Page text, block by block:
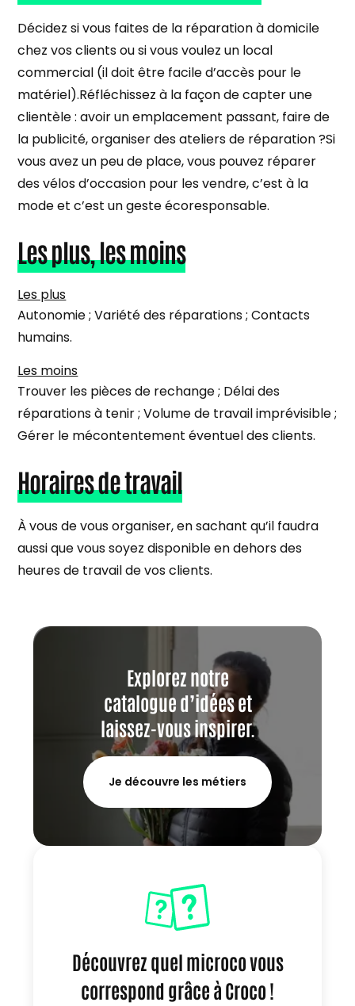
Décidez si vous faites de la réparation à domicile
chez vos clients ou si vous voulez un local
commercial (il doit être facile d’accès pour le
matériel).Réfléchissez à la façon de capter une
clientèle : avoir un emplacement passant, faire de
la publicité, organiser des ateliers de réparation ?Si
vous avez un peu de place, vous pouvez réparer
des vélos d’occasion pour les vendre, c’est à la
mode et c’est un geste écoresponsable.
Les plus, les moins
Les plus
Autonomie ; Variété des réparations ; Contacts
humains.
Les moins
Trouver les pièces de rechange ; Délai des
réparations à tenir ; Volume de travail imprévisible ;
Gérer le mécontentement éventuel des clients.
Horaires de travail
À vous de vous organiser, en sachant qu’il faudra
aussi que vous soyez disponible en dehors des
heures de travail de vos clients.
Explorez notre
catalogue d’idées et
laissez-vous inspirer.
Je découvre les métiers
Découvrez quel microco vous
correspond grâce à Croco !